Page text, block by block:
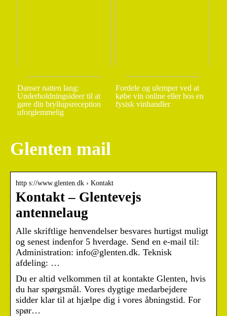
Danser natten lang:
Underholdningsideer til at
gøre din bryllupsreception
uforglemmelig
Fordele og ulemper ved at
købe vin online eller hos en
fysisk vinhandler
Glenten mail
http s://www.glenten.dk › Kontakt
Kontakt – Glentevejs
antennelaug
Alle skriftlige henvendelser besvares hurtigst muligt
og senest indenfor 5 hverdage. Send en e-mail til:
Administration: info@glenten.dk. Teknisk
afdeling: …
Du er altid velkommen til at kontakte Glenten, hvis
du har spørgsmål. Vores dygtige medarbejdere
sidder klar til at hjælpe dig i vores åbningstid. For
spør…